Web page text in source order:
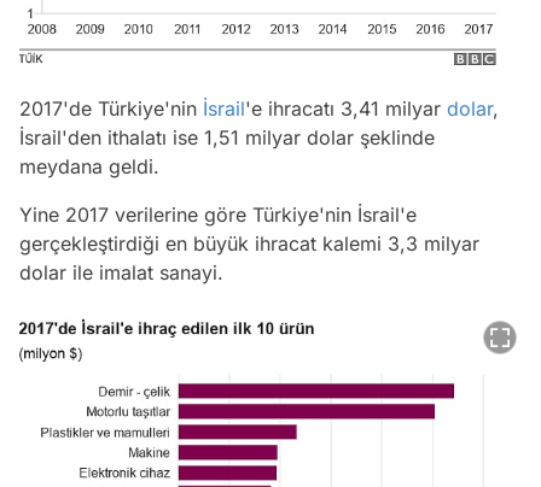
2017'de Türkiye'nin İsrail'e ihracatı 3,41 milyar dolar,
İsrail'den ithalatı ise 1,51 milyar dolar şeklinde
meydana geldi.
Yine 2017 verilerine göre Türkiye'nin İsrail'e
gerçekleştirdiği en büyük ihracat kalemi 3,3 milyar
dolar ile imalat sanayi.